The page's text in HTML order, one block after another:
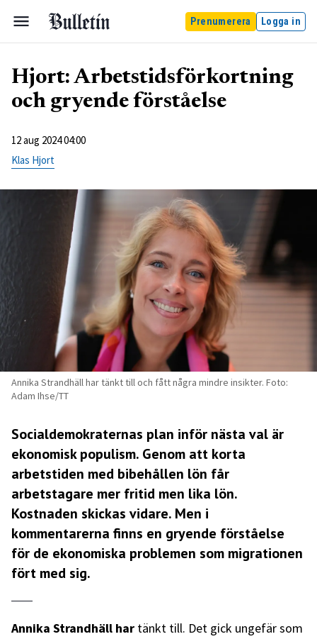
Prenumerera Logga in
Hjort: Arbetstidsförkortning
och gryende förståelse
12 aug 2024 04:00
Klas Hjort
Annika Strandhäll har tänkt till och fått några mindre insikter. Foto:
Adam Ihse/TT
Socialdemokraternas plan inför nästa val är
ekonomisk populism. Genom att korta
arbetstiden med bibehållen lön får
arbetstagare mer fritid men lika lön.
Kostnaden skickas vidare. Men i
kommentarerna finns en gryende förståelse
för de ekonomiska problemen som migrationen
fört med sig.
Annika Strandhäll har tänkt till. Det gick ungefär som